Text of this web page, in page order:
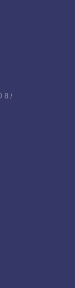
8 /